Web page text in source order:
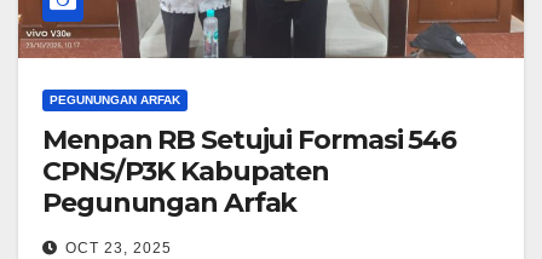
PEGUNUNGAN ARFAK
Menpan RB Setujui Formasi 546
CPNS/P3K Kabupaten
Pegunungan Arfak
OCT 23, 2025